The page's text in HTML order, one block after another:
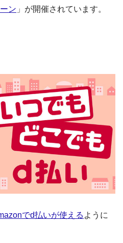
ン 」が開催されています。
でd払いが使える ように